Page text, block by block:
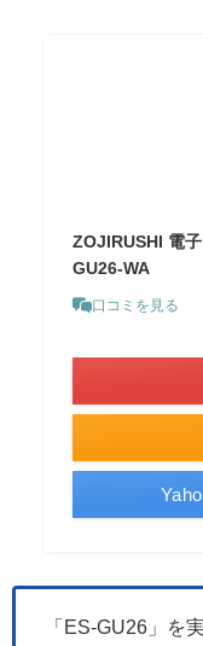
ZOJIRUSHI 電
GU26-WA
口コミを見る
「ES-GU26」を